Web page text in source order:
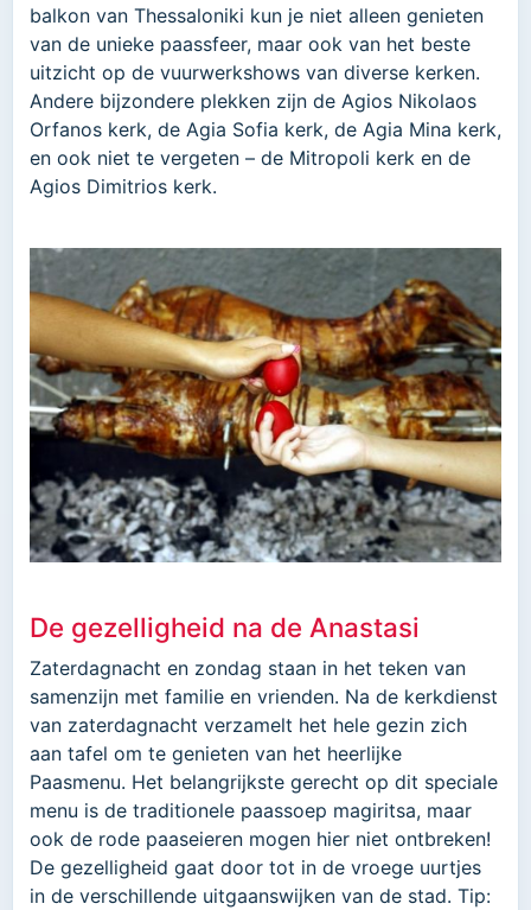
balkon van Thessaloniki kun je niet alleen genieten
van de unieke paassfeer, maar ook van het beste
uitzicht op de vuurwerkshows van diverse kerken.
Andere bijzondere plekken zijn de Agios Nikolaos
Orfanos kerk, de Agia Sofia kerk, de Agia Mina kerk,
en ook niet te vergeten – de Mitropoli kerk en de
Agios Dimitrios kerk.
De gezelligheid na de Anastasi
Zaterdagnacht en zondag staan in het teken van
samenzijn met familie en vrienden. Na de kerkdienst
van zaterdagnacht verzamelt het hele gezin zich
aan tafel om te genieten van het heerlijke
Paasmenu. Het belangrijkste gerecht op dit speciale
menu is de traditionele paassoep magiritsa, maar
ook de rode paaseieren mogen hier niet ontbreken!
De gezelligheid gaat door tot in de vroege uurtjes
in de verschillende uitgaanswijken van de stad. Tip: